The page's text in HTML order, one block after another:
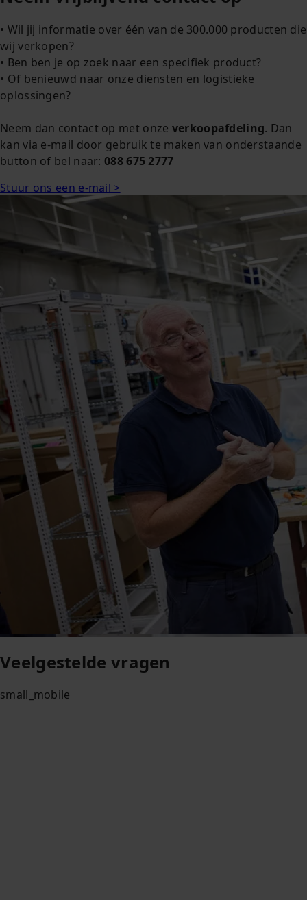
• Wil jij informatie over één van de 300.000 producten die
wij verkopen?
• Ben ben je op zoek naar een specifiek product?
• Of benieuwd naar onze diensten en logistieke
oplossingen?
Neem dan contact op met onze verkoopafdeling. Dan
kan via e-mail door gebruik te maken van onderstaande
button of bel naar: 088 675 2777
Stuur ons een e-mail >
Veelgestelde vragen